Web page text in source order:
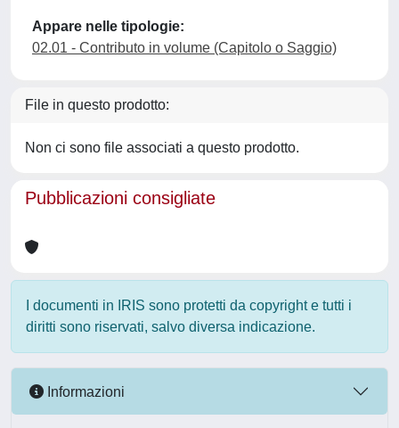
Appare nelle tipologie:
02.01 - Contributo in volume (Capitolo o Saggio)
File in questo prodotto:
Non ci sono file associati a questo prodotto.
Pubblicazioni consigliate
I documenti in IRIS sono protetti da copyright e tutti i
diritti sono riservati, salvo diversa indicazione.
Informazioni